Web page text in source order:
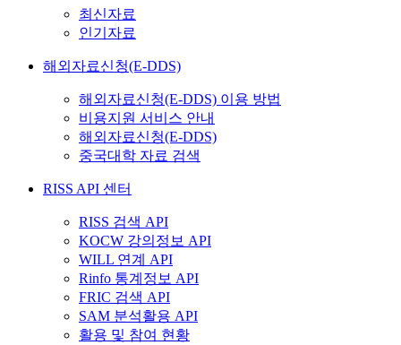
최신자료
인기자료
해외자료신청(E-DDS)
해외자료신청(E-DDS) 이용 방법
비용지원 서비스 안내
해외자료신청(E-DDS)
중국대학 자료 검색
RISS API 센터
RISS 검색 API
KOCW 강의정보 API
WILL 연계 API
Rinfo 통계정보 API
FRIC 검색 API
SAM 분석활용 API
활용 및 참여 현황